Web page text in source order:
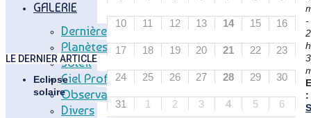
GALERIE
Dernières Photos
Planètes
Soleil
Ciel Profond
Observatoire
Divers
-
h
:
10 11 12 13 14 15 16
17 18 19 20 21 22 23
24 25 26 27 28 29 30
31 1 2 3 4 5 6
réservation.
LE DERNIER ARTICLE
Eclipse
solaire